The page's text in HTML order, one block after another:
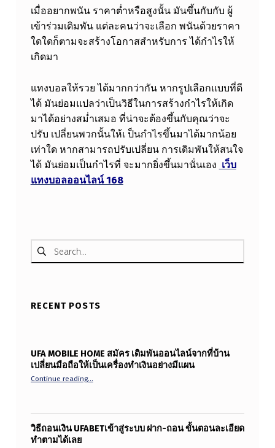
เมื่ออยากพนัน ราคาต่ำหรือสูงนั้น มันขึ้นกับกับ ผู้
เข้าร่วมเดิมพัน แต่ละคนว่าจะเลือก พนันด้วยราคา
ใดใดก็ตามจะสร้างโอกาสสำหรับการ ได้กำไรให้
เกิดมา
แทงบอลให้รวย ได้มากกว่ากัน หากรูปเลือกแบบที่ดี
ได้ มันย่อมแปลว่าเป็นวิธีในการสร้างกำไรให้เกิด
มาได้อย่างสม่ำเสมอ ที่น่าจะต้องขึ้นกับคุณว่าจะ
ปรับ เปลี่ยนพวกนั้นให้เ ป็นกำไรขึ้นมาได้มากน้อย
เท่าใด หากสามารถปรับเปลี่ยน การเดิมพันให้สนใจ
ได้ มันย่อมเป็นกำไรที่ จะมากยิ่งขึ้นมานั่นเอง เว็บ
แทงบอลออนไลน์ 168
ค้นหาสำหรับ:
RECENT POSTS
UFA MOBILE HOME สมัคร เดิมพันออนไลน์จากที่บ้าน
เปลี่ยนมือถือให้เป็นเครื่องทำเงินอย่างมีแผน
Continue reading…
วิธีถอนเงิน UFABETเข้าสู่ระบบ ฝาก-ถอน ขั้นตอนละเอียด
ทำตามได้เลย